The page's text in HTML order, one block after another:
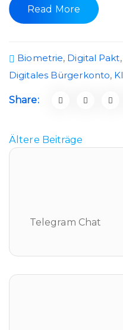
Read More
Biometrie, Digital Pakt,
Digitales Bürgerkonto, KI
Share:
Ältere Beiträge
Telegram Chat